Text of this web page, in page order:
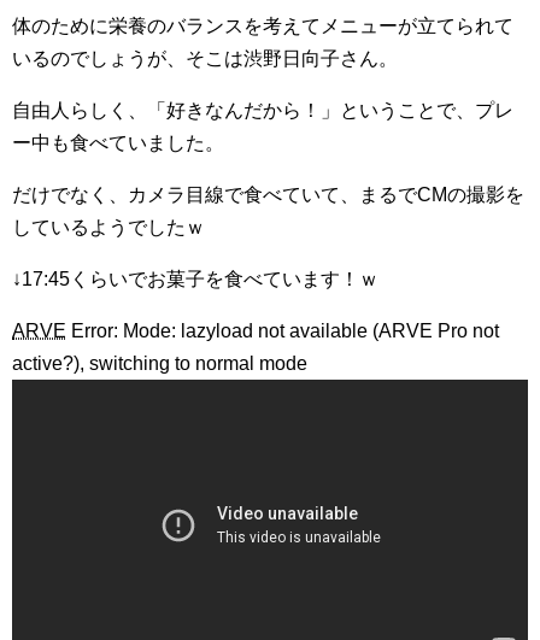
体のために栄養のバランスを考えてメニューが立てられて
いるのでしょうが、そこは渋野日向子さん。
自由人らしく、「好きなんだから！」ということで、プレ
ー中も食べていました。
だけでなく、カメラ目線で食べていて、まるでCMの撮影を
しているようでしたｗ
↓17:45くらいでお菓子を食べています！ｗ
ARVE Error: Mode: lazyload not available (ARVE Pro not
active?), switching to normal mode